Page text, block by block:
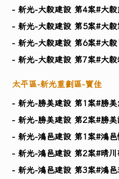
- 新光-大毅建設 第4案#大
- 新光-大毅建設 第5案#大
- 新光-大毅建設 第6案#大
- 新光-大毅建設 第7案#大毅
太平區-新光重劃區-寶佳
- 新光-勝美建設 第1案#勝
- 新光-勝美建設 第2案#勝美
- 新光-鴻邑建設 第1案#鴻邑
- 新光-鴻邑建設 第2案#晴川
- 新光-鴻邑建設 第3案#鴻